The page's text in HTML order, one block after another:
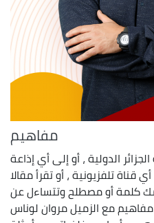
مفاهيم
الدولية ، أو إلى أي إذاعة
تلفزيونية ، أو تقرأ مقالا
كلمة أو مصطلح وتتساءل عن
مع الزميل مروان لوناس